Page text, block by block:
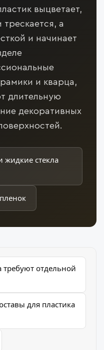
выцветает,
трескается, а
и начинает
и кварца,
длительную
декоративных
жидкие стекла
требуют отдельной
для пластика